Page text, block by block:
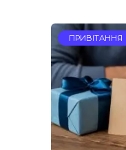
ПРИВІТАННЯ